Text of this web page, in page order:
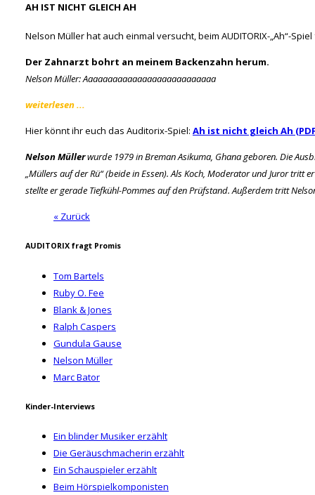
AH IST NICHT GLEICH AH
Nelson Müller hat auch einmal versucht, beim AUDITORIX-„Ah“-
Der Zahnarzt bohrt an meinem Backenzahn herum.
Nelson Müller: Aaaaaaaaaaaaaaaaaaaaaaaaaaa
weiterlesen ...
Hier könnt ihr euch das Auditorix-Spiel: Ah ist nicht gleich Ah
Nelson Müllerwurde 1979 in Breman Asikuma, Ghana geboren. Die
„Müllers auf der Rü“ (beide in Essen). Als Koch, Moderator und Juror tritt
stellte er gerade Tiefkühl-Pommes auf den Prüfstand. Außerdem tritt
« Zurück
AUDITORIX fragt Promis
Tom Bartels
Ruby O. Fee
Blank & Jones
Ralph Caspers
Gundula Gause
Nelson Müller
Marc Bator
Kinder-Interviews
Ein blinder Musiker erzählt
Die Geräuschmacherin erzählt
Ein Schauspieler erzählt
Beim Hörspielkomponisten